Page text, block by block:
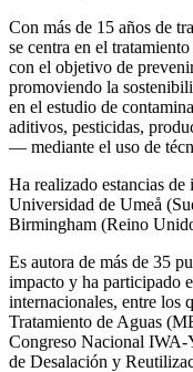
Con más de 15 años de
se centra en el
con el objetivo de
promoviendo la
en el estudio de
aditivos, pesticidas,
— mediante el uso de
Ha realizado estancias
Universidad de Umeå
Birmingham (Reino
Es autora de más de 35
impacto y ha participado
internacionales, entre los
Tratamiento de Aguas
Congreso Nacional
de Desalación y